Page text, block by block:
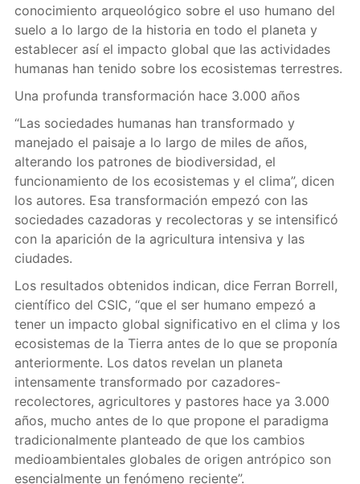
conocimiento arqueológico sobre el uso humano del
suelo a lo largo de la historia en todo el planeta y
establecer así el impacto global que las actividades
humanas han tenido sobre los ecosistemas terrestres.
Una profunda transformación hace 3.000 años
“Las sociedades humanas han transformado y
manejado el paisaje a lo largo de miles de años,
alterando los patrones de biodiversidad, el
funcionamiento de los ecosistemas y el clima”, dicen
los autores. Esa transformación empezó con las
sociedades cazadoras y recolectoras y se intensificó
con la aparición de la agricultura intensiva y las
ciudades.
Los resultados obtenidos indican, dice Ferran Borrell,
científico del CSIC, “que el ser humano empezó a
tener un impacto global significativo en el clima y los
ecosistemas de la Tierra antes de lo que se proponía
anteriormente. Los datos revelan un planeta
intensamente transformado por cazadores-
recolectores, agricultores y pastores hace ya 3.000
años, mucho antes de lo que propone el paradigma
tradicionalmente planteado de que los cambios
medioambientales globales de origen antrópico son
esencialmente un fenómeno reciente”.